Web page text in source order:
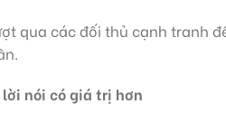
qua các đối thủ cạnh tranh
nói có giá trị hơn